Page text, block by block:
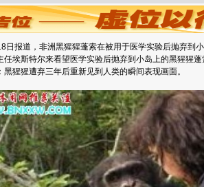
日报道，非洲黑猩猩蓬索在被用于医学实验后抛弃到
任埃斯特尔来看望医学实验后抛弃到小岛上的黑猩猩
黑猩猩遭弃三年后重新见到人类的瞬间表现画面。